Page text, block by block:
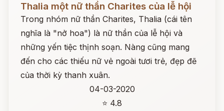
Thalia một nữ thần Charites của lễ hội
Trong nhóm nữ thần Charites, Thalia (cái tên
nghĩa là "nở hoa") là nữ thần của lễ hội và
những yến tiệc thịnh soạn. Nàng cũng mang
đến cho các thiếu nữ vẻ ngoài tươi trẻ, đẹp đẽ
của thời kỳ thanh xuân.
04-03-2020
⭐ 4.8